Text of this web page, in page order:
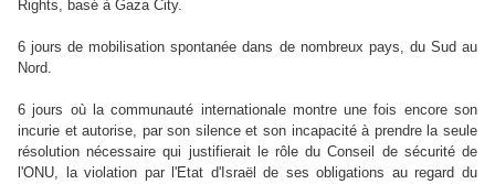
Rights, basé à Gaza City.
6 jours de mobilisation spontanée dans de nombreux pays, du Sud au
Nord.
6 jours où la communauté internationale montre une fois encore son
incurie et autorise, par son silence et son incapacité à prendre la seule
résolution nécessaire qui justifierait le rôle du Conseil de sécurité de
l'ONU, la violation par l'Etat d'Israël de ses obligations au regard du